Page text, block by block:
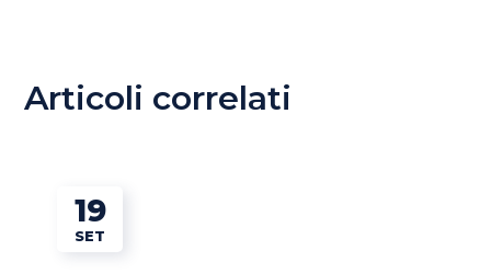
Articoli correlati
19
SET